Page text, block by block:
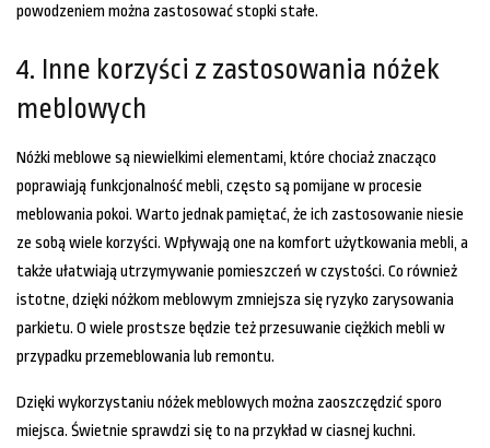
powodzeniem można zastosować stopki stałe.
4. Inne korzyści z zastosowania nóżek
meblowych
Nóżki meblowe są niewielkimi elementami, które chociaż znacząco
poprawiają funkcjonalność mebli, często są pomijane w procesie
meblowania pokoi. Warto jednak pamiętać, że ich zastosowanie niesie
ze sobą wiele korzyści. Wpływają one na komfort użytkowania mebli, a
także ułatwiają utrzymywanie pomieszczeń w czystości. Co również
istotne, dzięki nóżkom meblowym zmniejsza się ryzyko zarysowania
parkietu. O wiele prostsze będzie też przesuwanie ciężkich mebli w
przypadku przemeblowania lub remontu.
Dzięki wykorzystaniu nóżek meblowych można zaoszczędzić sporo
miejsca. Świetnie sprawdzi się to na przykład w ciasnej kuchni.